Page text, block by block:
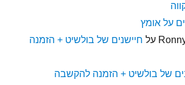
על אומץ
על חיישנים של בולשיט + הזמנה
של בולשיט + הזמנה להקשבה